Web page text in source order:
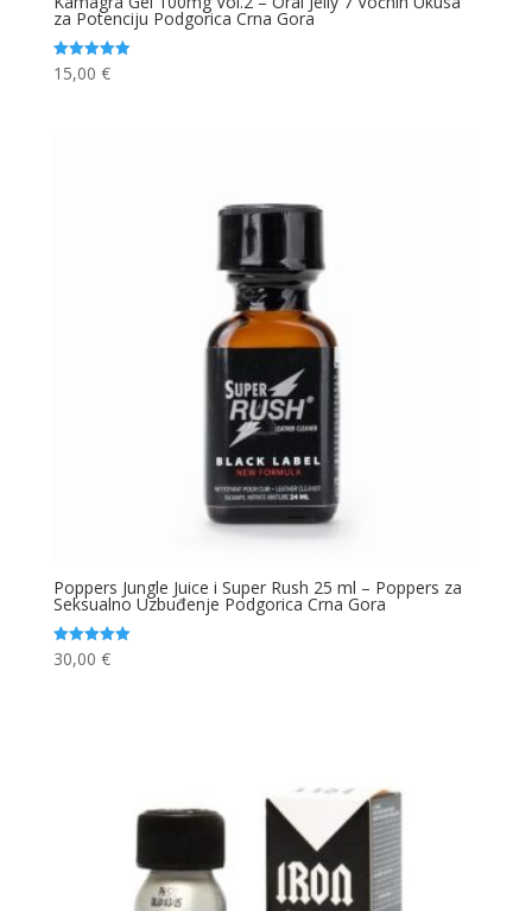
za Potenciju Podgorica Crna Gora
Ocjenjeno
5.00
15,00 €
Poppers Jungle Juice i Super Rush 25 ml – Poppers za
Seksualno Uzbuđenje Podgorica Crna Gora
Ocjenjeno
5.00
30,00 €